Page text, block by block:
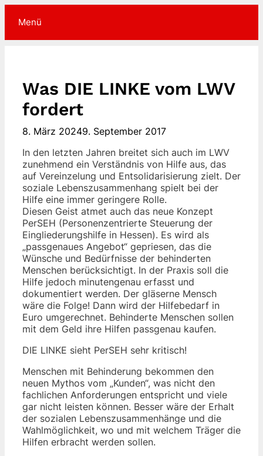
InhaltMenü
Was DIE LINKE vom LWV
fordert
8. März 20249. September 2017
In den letzten Jahren breitet sich auch im LWV
zunehmend ein Verständnis von Hilfe aus, das
auf Vereinzelung und Entsolidarisierung zielt. Der
soziale Lebenszusammenhang spielt bei der
Hilfe eine immer geringere Rolle.
Diesen Geist atmet auch das neue Konzept
PerSEH (Personenzentrierte Steuerung der
Eingliederungshilfe in Hessen). Es wird als
„passgenaues Angebot“ gepriesen, das die
Wünsche und Bedürfnisse der behinderten
Menschen berücksichtigt. In der Praxis soll die
Hilfe jedoch minutengenau erfasst und
dokumentiert werden. Der gläserne Mensch
wäre die Folge! Dann wird der Hilfebedarf in
Euro umgerechnet. Behinderte Menschen sollen
mit dem Geld ihre Hilfen passgenau kaufen.
DIE LINKE sieht PerSEH sehr kritisch!
Menschen mit Behinderung bekommen den
neuen Mythos vom „Kunden“, was nicht den
fachlichen Anforderungen entspricht und viele
gar nicht leisten können. Besser wäre der Erhalt
der sozialen Lebenszusammenhänge und die
Wahlmöglichkeit, wo und mit welchem Träger die
Hilfen erbracht werden sollen.